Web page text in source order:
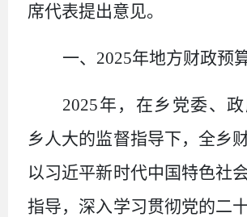
席代表提出意见。
一、 2025年地方财政预
2025年，在乡党委、
乡人大的监督指导下，全乡
以习近平新时代中国特色社
指导，深入学习贯彻党的二